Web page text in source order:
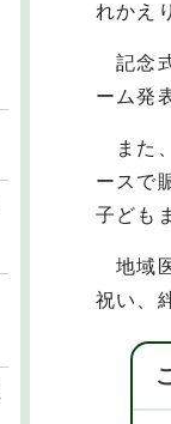
れかえ
記念
ーム発
また
ースで
子ども
地域
祝い、